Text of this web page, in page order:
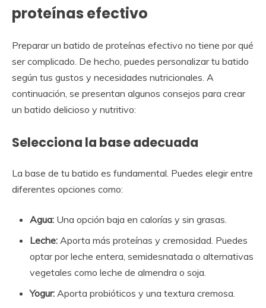
proteínas efectivo
Preparar un batido de proteínas efectivo no tiene por qué
ser complicado. De hecho, puedes personalizar tu batido
según tus gustos y necesidades nutricionales. A
continuación, se presentan algunos consejos para crear
un batido delicioso y nutritivo:
Selecciona la base adecuada
La base de tu batido es fundamental. Puedes elegir entre
diferentes opciones como:
Agua: Una opción baja en calorías y sin grasas.
Leche: Aporta más proteínas y cremosidad. Puedes
optar por leche entera, semidesnatada o alternativas
vegetales como leche de almendra o soja.
Yogur: Aporta probióticos y una textura cremosa.